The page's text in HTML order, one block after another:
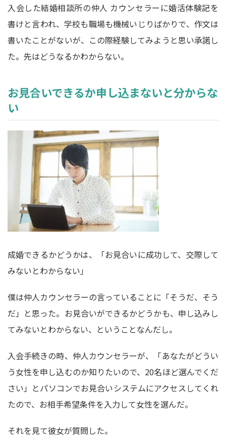
入会した結婚相談所の仲人 カウンセラーに婚活体験記を
書けと言われ、学校も職場も機械いじりばかりで、作文は
書いたことがないが、この際経験してみようと思い承諾し
た。先はどうなるかわからない。
お見合いできるか申し込まないと分からな
い
成婚できるかどうかは、「お見合いに成功して、交際して
みないとわからない」
僕は仲人カウンセラーの言っていることに「そうだ、そう
だ」と思った。お見合いができるかどうかも、申し込みし
てみないとわからない、ということなんだし。
入会手続きの時、仲人カウンセラーが、「あなたがどうい
う女性を申し込むのか知りたいので、20名ほど選んでくだ
さい」とパソコンでお見合いシステムにアクセスしてくれ
たので、お相手希望条件を入力して女性を選んだ。
それを見て彼女が質問した。